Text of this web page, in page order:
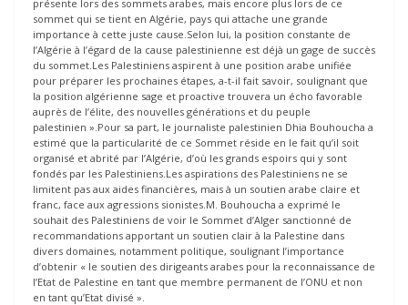
présente lors des sommets arabes, mais encore plus lors de ce
sommet qui se tient en Algérie, pays qui attache une grande
importance à cette juste cause.Selon lui, la position constante de
l’Algérie à l’égard de la cause palestinienne est déjà un gage de succès
du sommet.Les Palestiniens aspirent à une position arabe unifiée
pour préparer les prochaines étapes, a-t-il fait savoir, soulignant que
la position algérienne sage et proactive trouvera un écho favorable
auprès de l’élite, des nouvelles générations et du peuple
palestinien ».Pour sa part, le journaliste palestinien Dhia Bouhoucha a
estimé que la particularité de ce Sommet réside en le fait qu’il soit
organisé et abrité par l’Algérie, d’où les grands espoirs qui y sont
fondés par les Palestiniens.Les aspirations des Palestiniens ne se
limitent pas aux aides financières, mais à un soutien arabe claire et
franc, face aux agressions sionistes.M. Bouhoucha a exprimé le
souhait des Palestiniens de voir le Sommet d’Alger sanctionné de
recommandations apportant un soutien clair à la Palestine dans
divers domaines, notamment politique, soulignant l’importance
d’obtenir « le soutien des dirigeants arabes pour la reconnaissance de
l’Etat de Palestine en tant que membre permanent de l’ONU et non
en tant qu’Etat divisé ».